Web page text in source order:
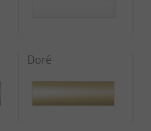
Doré